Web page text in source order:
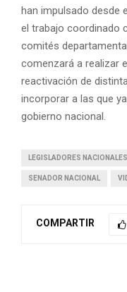
han impulsado desde
el trabajo coordinado
comités
comenzará a realizar
reactivación de
incorporar a las que
gobierno nacional.
LEGISLADORES NACIONALES
SENADOR NACIONAL
COMPARTIR